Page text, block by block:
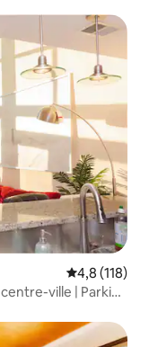
Évaluation
4,8 (118)
ville | Parking